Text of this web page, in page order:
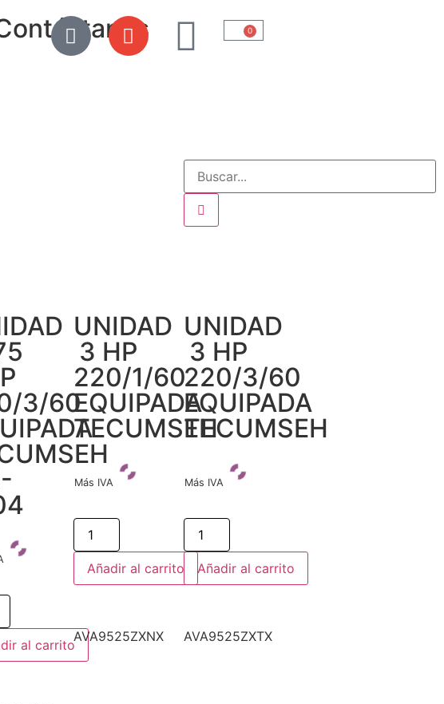
0
3/60
al carrito
UNIDAD
3 HP
220/1/60
EQUIPADA
TECUMSEH
Más IVA
Añadir al carrito
AVA9525ZXNX
UNIDAD
3 HP
220/3/60
EQUIPADA
TECUMSEH
Más IVA
Añadir al carrito
AVA9525ZXTX